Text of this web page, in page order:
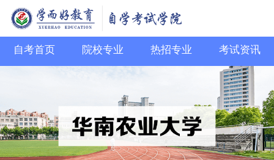
自考首页 院校专业 热招专业 考试资讯